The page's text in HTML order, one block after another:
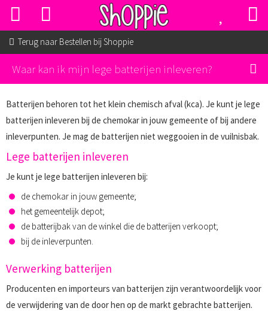
Terug naar Bestellen bij Shoppie
Waar kan ik mijn lege batterijen inleveren?
Batterijen behoren tot het klein chemisch afval (kca). Je kunt je lege
batterijen inleveren bij de chemokar in jouw gemeente of bij andere
inleverpunten. Je mag de batterijen niet weggooien in de vuilnisbak.
Lege batterijen inleveren
Je kunt je lege batterijen inleveren bij:
de chemokar in jouw gemeente;
het gemeentelijk depot;
de batterijbak van de winkel die de batterijen verkoopt;
bij de inleverpunten.
Verwerking batterijen
Producenten en importeurs van batterijen zijn verantwoordelijk voor
de verwijdering van de door hen op de markt gebrachte batterijen.